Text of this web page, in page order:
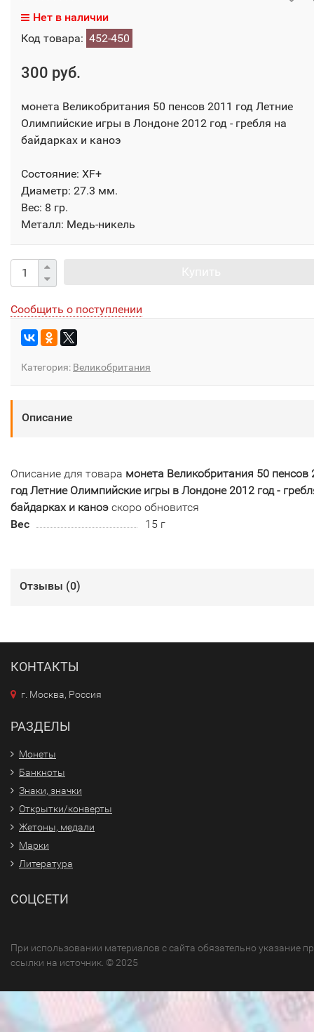
Нет в наличии
Код товара: 452-450
300 руб.
монета Великобритания 50 пенсов 2011 год Летние
Олимпийские игры в Лондоне 2012 год - гребля на
байдарках и каноэ
Состояние: XF+
Диаметр: 27.3 мм.
Вес: 8 гр.
Металл: Медь-никель
Сообщить о поступлении
Категория: Великобритания
Описание
Описание для товара монета Великобритания 50 пенсов
год Летние Олимпийские игры в Лондоне 2012 год -
байдарках и каноэ скоро обновится
Вес
15 г
Отзывы (0)
КОНТАКТЫ
г. Москва, Россия
РАЗДЕЛЫ
Монеты
Банкноты
Знаки, значки
Открытки/конверты
Жетоны, медали
Марки
Литература
СОЦСЕТИ
При использовании материалов с сайта обязательно указание
ссылки на источник. © 2025